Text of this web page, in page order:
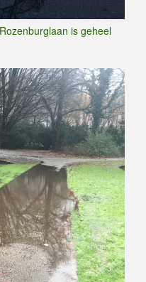
is geheel